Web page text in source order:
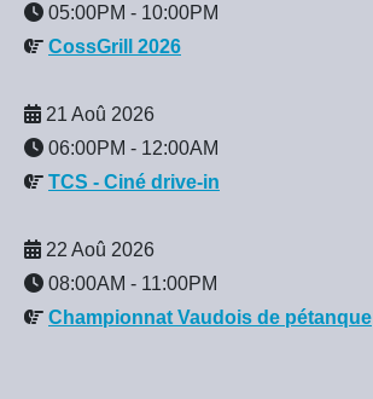
05:00PM - 10:00PM
CossGrill 2026
21 Aoû 2026
06:00PM - 12:00AM
TCS - Ciné drive-in
22 Aoû 2026
08:00AM - 11:00PM
Championnat Vaudois de pétanque